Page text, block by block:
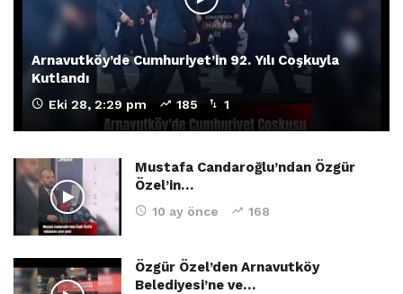
Arnavutköy’de Cumhuriyet’in 92. Yılı Coşkuyla
Kutlandı
Eki 28, 2:29 pm 185 1
Mustafa Candaroğlu’ndan Özgür
Özel’in…
10 ay önce 168
Özgür Özel’den Arnavutköy
Belediyesi’ne ve…